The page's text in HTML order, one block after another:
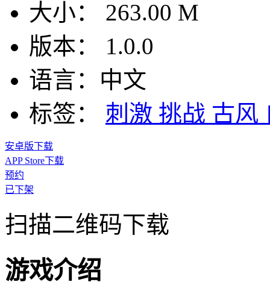
大小：
263.00 M
版本：
1.0.0
语言： 中文
标签：
刺激 挑战 古风
安卓版下载
APP Store下载
预约
已下架
扫描二维码下载
游戏介绍